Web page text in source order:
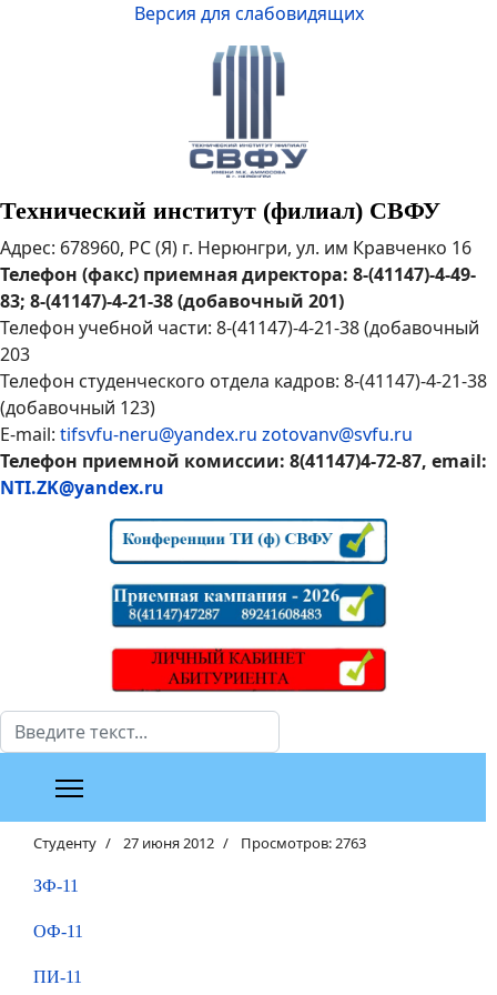
Версия для слабовидящих
Технический институт (филиал) СВФУ
Адрес: 678960, РС (Я) г. Нерюнгри, ул. им Кравченко 16
Телефон (факс) приемная директора: 8-(41147)-4-49-
83; 8-(41147)-4-21-38 (добавочный 201)
Телефон учебной части: 8-(41147)-4-21-38 (добавочный
203
Телефон студенческого отдела кадров: 8-(41147)-4-21-38
(добавочный 123)
E-mail: tifsvfu-neru@yandex.ru zotovanv@svfu.ru
Телефон приемной комиссии: 8(41147)4-72-87, email:
NTI.ZK@yandex.ru
Поиск
Студенту 27 июня 2012 Просмотров: 2763
ЗФ-11
ОФ-11
ПИ-11